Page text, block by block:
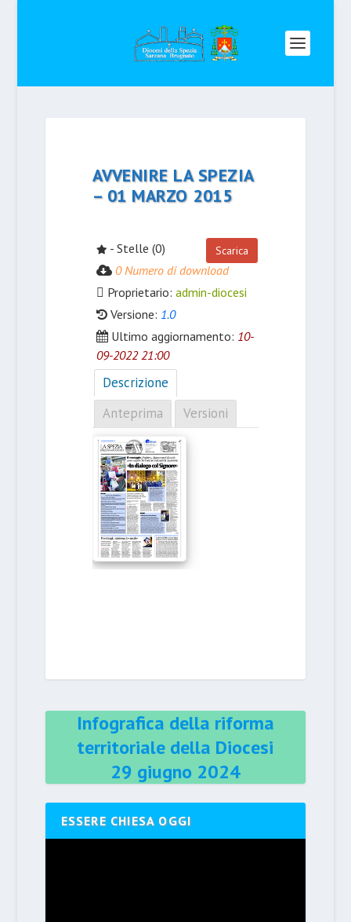
AVVENIRE LA SPEZIA
– 01 MARZO 2015
Scarica
- Stelle (0)
0 Numero di download
Proprietario: admin-diocesi
Versione: 1.0
Ultimo aggiornamento: 10-
09-2022 21:00
Descrizione
Anteprima
Versioni
Infografica della riforma
territoriale della Diocesi
29 giugno 2024
ESSERE CHIESA OGGI